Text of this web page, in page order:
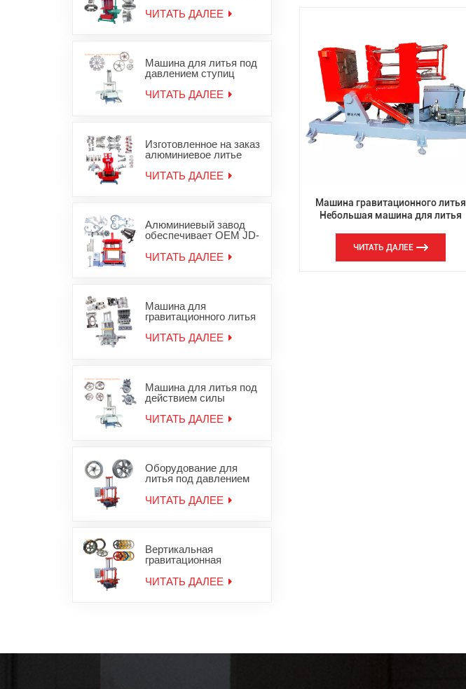
алюминиевых слитков
для цинковых
ЧИТАТЬ ДАЛЕЕ
Машина для литья под
давлением ступиц
сплава
ЧИТАТЬ ДАЛЕЕ
Изготовленное на заказ
алюминиевое литье
оборудование для
ЧИТАТЬ ДАЛЕЕ
Алюминиевый завод
обеспечивает OEM JD-
гравитационного литья
деталей для литья под
ЧИТАТЬ ДАЛЕЕ
Машина для
гравитационного литья
алюминиевой головки
ЧИТАТЬ ДАЛЕЕ
Машина для литья под
действием силы
колесных дисков
ЧИТАТЬ ДАЛЕЕ
Оборудование для
литья под давлением
ЧИТАТЬ ДАЛЕЕ
Вертикальная
гравитационная
мотоциклетных колес
ЧИТАТЬ ДАЛЕЕ
Машина гравитационного литья
Небольшая машина для литья
ЧИТАТЬ ДАЛЕЕ